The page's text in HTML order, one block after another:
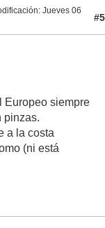
: Jueves 06
#5
Europeo siempre
pinzas.
a la costa
(ni está